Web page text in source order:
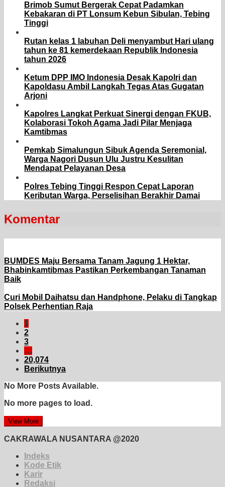
Brimob Sumut Bergerak Cepat Padamkan
Kebakaran di PT Lonsum Kebun Sibulan, Tebing
Tinggi
Rutan kelas 1 labuhan Deli menyambut Hari ulang
tahun ke 81 kemerdekaan Republik Indonesia
tahun 2026
Ketum DPP IMO Indonesia Desak Kapolri dan
Kapoldasu Ambil Langkah Tegas Atas Gugatan
Arjoni
Kapolres Langkat Perkuat Sinergi dengan FKUB,
Kolaborasi Tokoh Agama Jadi Pilar Menjaga
Kamtibmas
Pemkab Simalungun Sibuk Agenda Seremonial,
Warga Nagori Dusun Ulu Justru Kesulitan
Mendapat Pelayanan Desa
Polres Tebing Tinggi Respon Cepat Laporan
Keributan Warga, Perselisihan Berakhir Damai
Komentar
BUMDES Maju Bersama Tanam Jagung 1 Hektar,
Bhabinkamtibmas Pastikan Perkembangan Tanaman
Baik
Curi Mobil Daihatsu dan Handphone, Pelaku di Tangkap
Polsek Perhentian Raja
1
2
3
…
20,074
Berikutnya
No More Posts Available.
No more pages to load.
View More
CAKRAWALA NUSANTARA @2020
Indeks
Kode Etik
Karir
Redaksi